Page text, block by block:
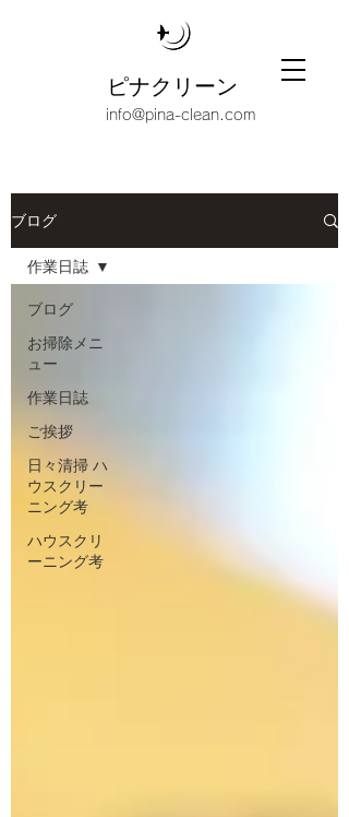
ピナクリーン
info@pina-clean.com
ブログ
ブログ
お掃除メニ
ュー
作業日誌
ご挨拶
日々清掃 ハ
ウスクリー
ニング考
ハウスクリ
ーニング考
作業日誌